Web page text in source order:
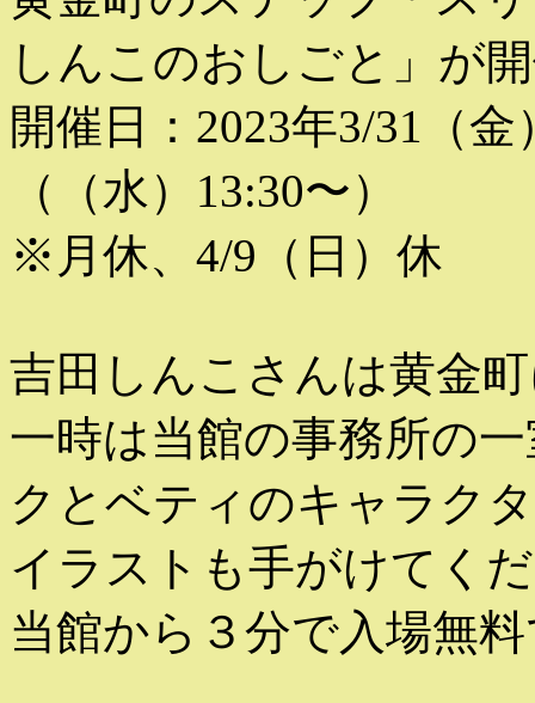
しんこのおしごと」が
開催日：2023年3/31（
（（水）13:30〜）
※月休、4/9（日）休
吉田しんこさんは黄金
一時は当館の事務所の
クとベティのキャラク
イラストも手がけてく
当館から３分で入場無